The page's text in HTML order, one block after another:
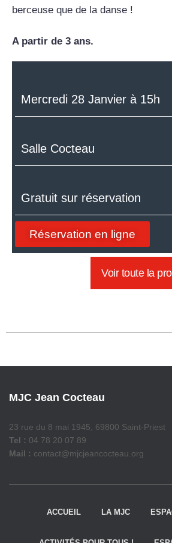
berceuse que de la danse !
A partir de 3 ans.
Mercredi 28 Janvier à 15h
Salle Cocteau
Gratuit sur réservation
Réservation en ligne
Voir toute la
MJC Jean Cocteau
23 rue du 8 mai 1945, 69800 Saint-Priest
Tel : 04 78 20 07 89
Mail : contact@mjcjeancocteau.org
ACCUEIL LA MJC